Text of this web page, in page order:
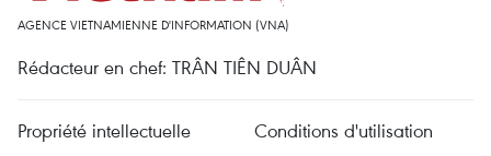
AGENCE VIETNAMIENNE D'INFORMATION (VNA)
Rédacteur en chef: TRÂN TIÊN DUÂN
Propriété intellectuelle
Conditions d'utilisation